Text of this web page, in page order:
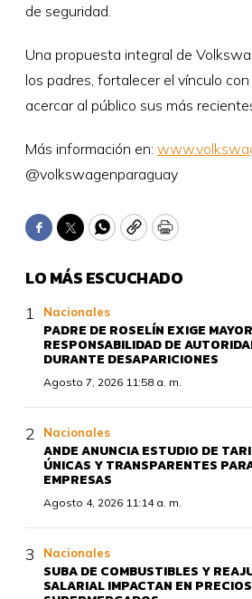
de seguridad.
Una propuesta integral de
los padres, fortalecer el vínculo
acercar al público sus más
Más información en:
@volkswagenparaguay
Facebook
TwitterWhatsApp
CopyPrint
LO MÁS ESCUCHADO
Nacionales
PADRE DE ROSELÍN EXIGE MAYOR
RESPONSABILIDAD DE
DURANTE DESAPARICIONES
Agosto 7, 2026 11:58 a. m.
Nacionales
ANDE ANUNCIA ESTUDIO DE
ÚNICAS Y TRANSPARENTES
EMPRESAS
Agosto 4, 2026 11:14 a. m.
Nacionales
SUBA DE COMBUSTIBLES Y
SALARIAL IMPACTAN EN